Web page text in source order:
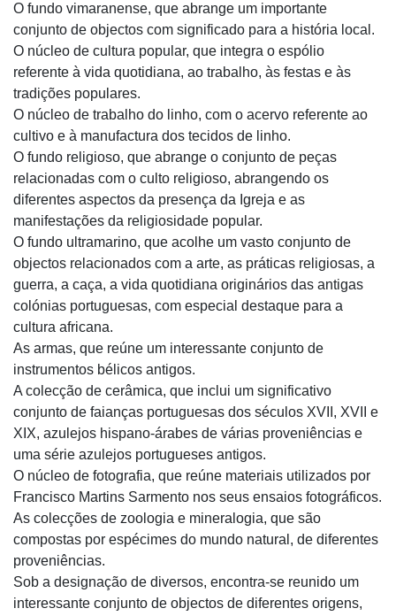
O fundo vimaranense, que abrange um importante
conjunto de objectos com significado para a história local.
O núcleo de cultura popular, que integra o espólio
referente à vida quotidiana, ao trabalho, às festas e às
tradições populares.
O núcleo de trabalho do linho, com o acervo referente ao
cultivo e à manufactura dos tecidos de linho.
O fundo religioso, que abrange o conjunto de peças
relacionadas com o culto religioso, abrangendo os
diferentes aspectos da presença da Igreja e as
manifestações da religiosidade popular.
O fundo ultramarino, que acolhe um vasto conjunto de
objectos relacionados com a arte, as práticas religiosas, a
guerra, a caça, a vida quotidiana originários das antigas
colónias portuguesas, com especial destaque para a
cultura africana.
As armas, que reúne um interessante conjunto de
instrumentos bélicos antigos.
A colecção de cerâmica, que inclui um significativo
conjunto de faianças portuguesas dos séculos XVII, XVII e
XIX, azulejos hispano-árabes de várias proveniências e
uma série azulejos portugueses antigos.
O núcleo de fotografia, que reúne materiais utilizados por
Francisco Martins Sarmento nos seus ensaios fotográficos.
As colecções de zoologia e mineralogia, que são
compostas por espécimes do mundo natural, de diferentes
proveniências.
Sob a designação de diversos, encontra-se reunido um
interessante conjunto de objectos de diferentes origens,